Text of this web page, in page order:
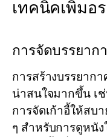
เทคนิคเพิ่มอ
การจัดบรรยาก
การสร้างบรรยาก
น่าสนใจมากขึ้น เ
การจัดเก้าอี้ให้สบ
ๆ สำหรับการดูหนั